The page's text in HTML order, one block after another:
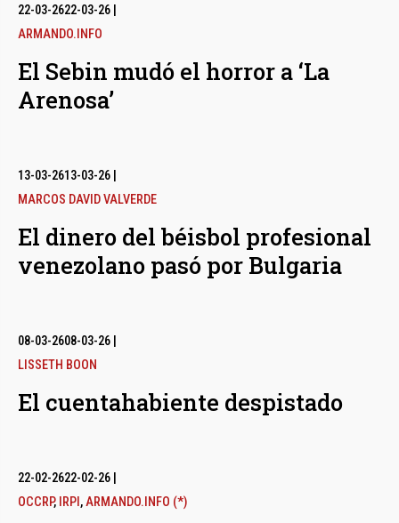
22-03-2622-03-26
ARMANDO.INFO
El Sebin mudó el horror a ‘La
Arenosa’
13-03-2613-03-26
MARCOS DAVID VALVERDE
El dinero del béisbol profesional
venezolano pasó por Bulgaria
08-03-2608-03-26
LISSETH BOON
El cuentahabiente despistado
22-02-2622-02-26
OCCRP, IRPI ,ARMANDO.INFO (*)